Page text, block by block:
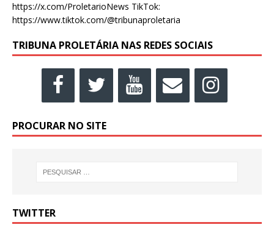
https://x.com/ProletarioNews TikTok:
https://www.tiktok.com/@tribunaproletaria
TRIBUNA PROLETÁRIA NAS REDES SOCIAIS
PROCURAR NO SITE
TWITTER